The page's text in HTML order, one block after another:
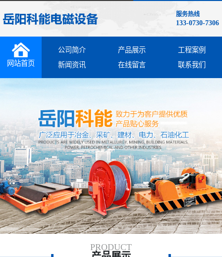
服务热线
133-0730-7306
网站首页
公司简介 产品展示
工程案例
新闻资讯
在线留言 联系我们
PRODUCT